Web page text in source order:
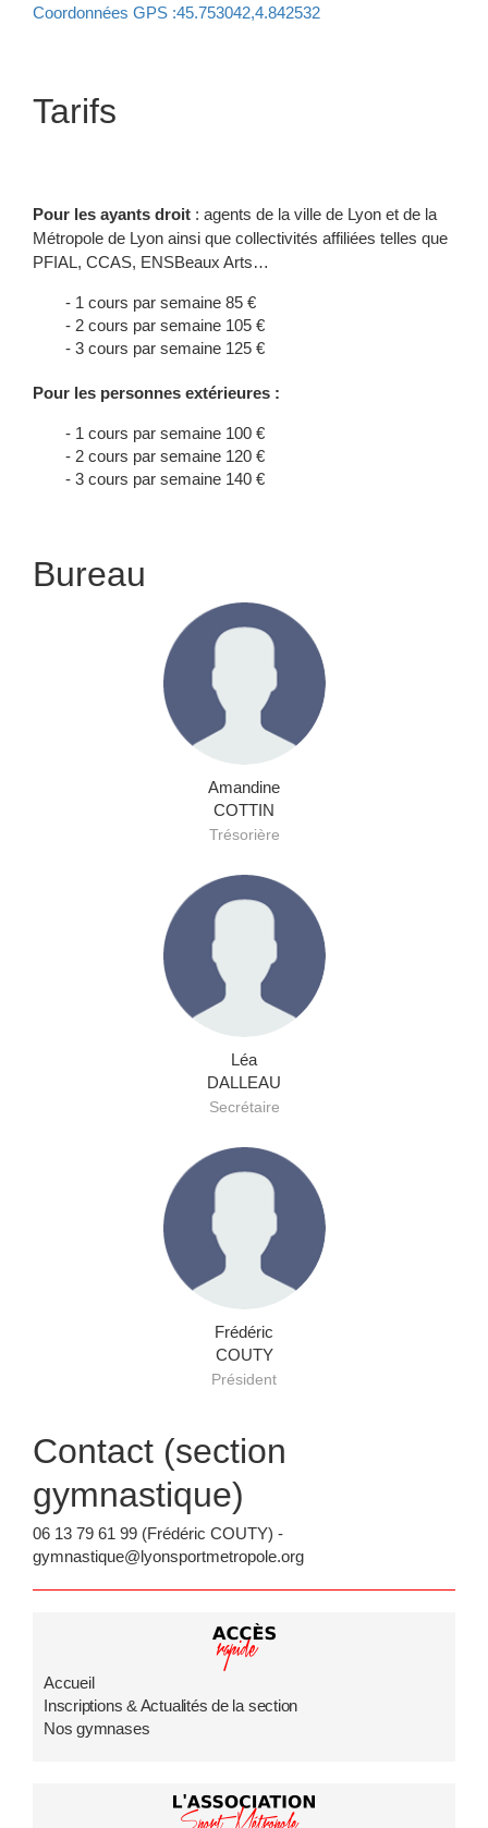
Coordonnées GPS :45.753042,4.842532
Tarifs
Pour les ayants droit : agents de la ville de Lyon et de la
Métropole de Lyon ainsi que collectivités affiliées telles que
PFIAL, CCAS, ENSBeaux Arts…
1 cours par semaine 85 €
2 cours par semaine 105 €
3 cours par semaine 125 €
Pour les personnes extérieures :
1 cours par semaine 100 €
2 cours par semaine 120 €
3 cours par semaine 140 €
Bureau
Amandine
COTTIN
Trésorière
Léa
DALLEAU
Secrétaire
Frédéric
COUTY
Président
Contact (section
gymnastique)
06 13 79 61 99 (Frédéric COUTY) -
gymnastique@lyonsportmetropole.org
Accueil
Inscriptions & Actualités de la section
Nos gymnases